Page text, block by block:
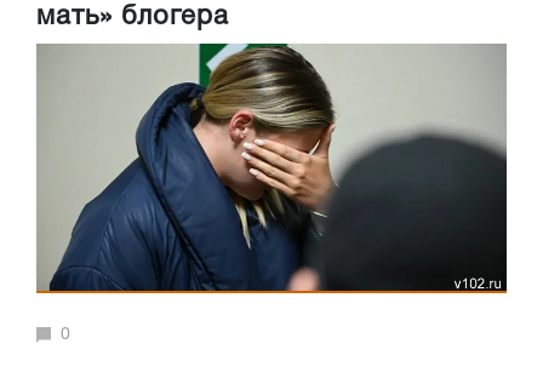
мать» блогера
0